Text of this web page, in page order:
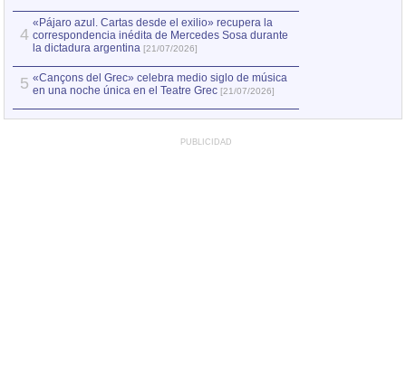
4
«Pájaro azul. Cartas desde el exilio» recupera la
correspondencia inédita de Mercedes Sosa durante
la dictadura argentina [21/07/2026]
5 «Cançons del Grec» celebra medio siglo de música
en una noche única en el Teatre Grec [21/07/2026]
PUBLICIDAD